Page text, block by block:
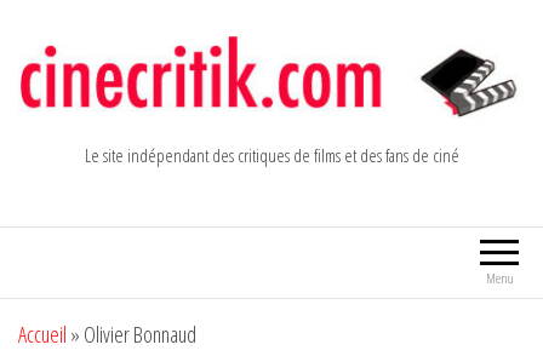
contenu
Le site indépendant des critiques de films et des fans de ciné
Menu
Accueil » Olivier Bonnaud